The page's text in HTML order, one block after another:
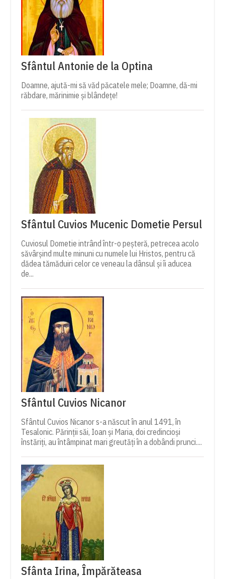
Sfântul Antonie de la Optina
Doamne, ajută-mi să văd păcatele mele; Doamne, dă-mi
răbdare, mărinimie şi blândeţe!
Sfântul Cuvios Mucenic Dometie Persul
Cuviosul Dometie intrând într-o peșteră, petrecea acolo
săvârșind multe minuni cu numele lui Hristos, pentru că
dădea tămăduiri celor ce veneau la dânsul și îi aducea
de...
Sfântul Cuvios Nicanor
Sfântul Cuvios Nicanor s-a născut în anul 1491, în
Tesalonic. Părinții săi, Ioan și Maria, doi credincioși
înstăriți, au întâmpinat mari greutăți în a dobândi prunci....
Sfânta Irina, Împărăteasa